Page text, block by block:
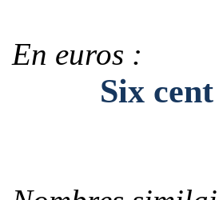
En euros :
Six cent